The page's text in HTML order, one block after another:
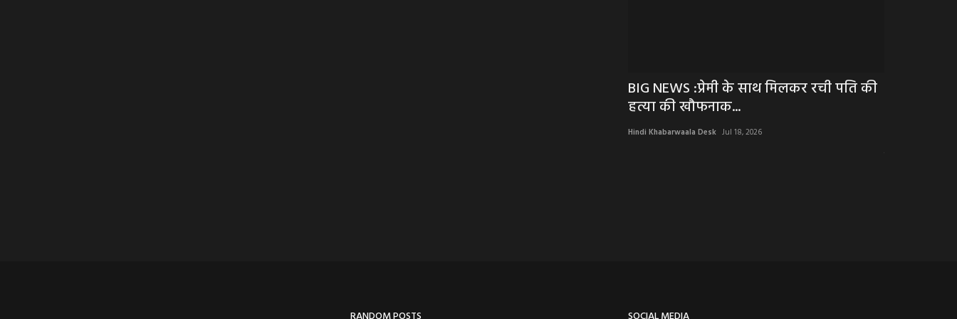
BIG NEWS :प्रेमी के साथ मिलकर रची पति की
हत्या की खौफनाक...
Hindi Khabarwaala Desk Jul 18, 2026